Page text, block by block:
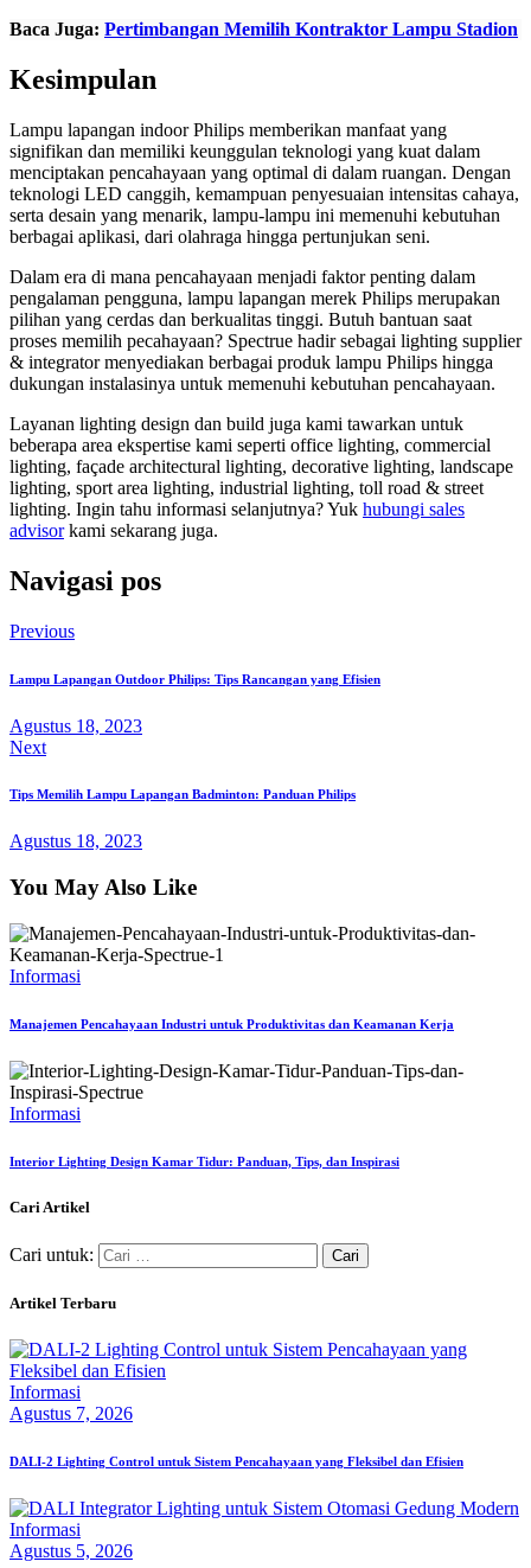
Baca Juga: Pertimbangan Memilih Kontraktor Lampu Stadion
Kesimpulan
Lampu lapangan indoor Philips memberikan manfaat yang
signifikan dan memiliki keunggulan teknologi yang kuat dalam
menciptakan pencahayaan yang optimal di dalam ruangan. Dengan
teknologi LED canggih, kemampuan penyesuaian intensitas cahaya,
serta desain yang menarik, lampu-lampu ini memenuhi kebutuhan
berbagai aplikasi, dari olahraga hingga pertunjukan seni.
Dalam era di mana pencahayaan menjadi faktor penting dalam
pengalaman pengguna, lampu lapangan merek Philips merupakan
pilihan yang cerdas dan berkualitas tinggi. Butuh bantuan saat
proses memilih pecahayaan? Spectrue hadir sebagai lighting supplier
& integrator menyediakan berbagai produk lampu Philips hingga
dukungan instalasinya untuk memenuhi kebutuhan pencahayaan.
Layanan lighting design dan build juga kami tawarkan untuk
beberapa area ekspertise kami seperti office lighting, commercial
lighting, façade architectural lighting, decorative lighting, landscape
lighting, sport area lighting, industrial lighting, toll road & street
lighting. Ingin tahu informasi selanjutnya? Yuk hubungi sales
advisorkami sekarang juga.
Navigasi pos
Previous
Lampu Lapangan Outdoor Philips: Tips Rancangan yang Efisien
Agustus 18, 2023
Next
Tips Memilih Lampu Lapangan Badminton: Panduan Philips
Agustus 18, 2023
You May Also Like
Informasi
Manajemen Pencahayaan Industri untuk Produktivitas dan Keamanan Kerja
Informasi
Interior Lighting Design Kamar Tidur: Panduan, Tips, dan Inspirasi
Cari Artikel
Cari untuk:
Artikel Terbaru
Informasi
Agustus 7, 2026
DALI-2 Lighting Control untuk Sistem Pencahayaan yang Fleksibel dan Efisien
Informasi
Agustus 5, 2026